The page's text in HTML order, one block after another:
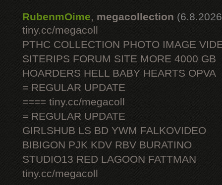
RubenmOime, megacollection
tiny.cc/megacoll
PTHC COLLECTION PHOTO IMAGE
SITERIPS FORUM SITE MORE 4000 GB
HOARDERS HELL BABY HEARTS OPVA
= REGULAR UPDATE
==== tiny.cc/megacoll
= REGULAR UPDATE
GIRLSHUB LS BD YWM FALKOVIDEO
BIBIGON PJK KDV RBV BURATINO
STUDIO13 RED LAGOON FATTMAN
tiny.cc/megacoll